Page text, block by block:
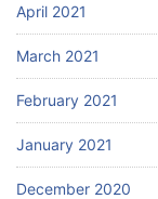
April 2021
March 2021
February 2021
January 2021
December 2020